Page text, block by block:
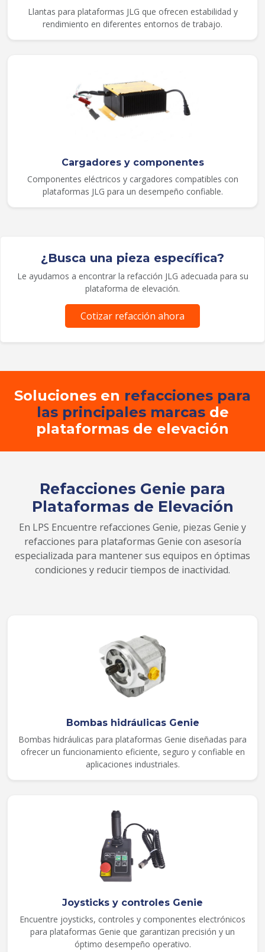
Llantas para plataformas JLG que ofrecen estabilidad y
rendimiento en diferentes entornos de trabajo.
Cargadores y componentes
Componentes eléctricos y cargadores compatibles con
plataformas JLG para un desempeño confiable.
¿Busca una pieza específica?
Le ayudamos a encontrar la refacción JLG adecuada para su
plataforma de elevación.
Cotizar refacción ahora
Soluciones en refacciones para
las principales marcasde
plataformas de elevación
Refacciones Genie para
Plataformas de Elevación
En LPS Encuentre refacciones Genie, piezas Genie y
refacciones para plataformas Genie con asesoría
especializada para mantener sus equipos en óptimas
condiciones y reducir tiempos de inactividad.
Bombas hidráulicas Genie
Bombas hidráulicas para plataformas Genie diseñadas para
ofrecer un funcionamiento eficiente, seguro y confiable en
aplicaciones industriales.
Joysticks y controles Genie
Encuentre joysticks, controles y componentes electrónicos
para plataformas Genie que garantizan precisión y un
óptimo desempeño operativo.